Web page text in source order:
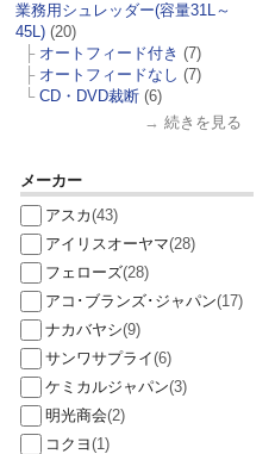
業務用シュレッダー(容量31L～
45L) (20)
├ オートフィード付き (7)
├ オートフィードなし (7)
└ CD・DVD裁断 (6)
→ 続きを見る
メーカー
アスカ(43)
アイリスオーヤマ(28)
フェローズ(28)
アコ･ブランズ･ジャパン(17)
ナカバヤシ(9)
サンワサプライ(6)
ケミカルジャパン(3)
明光商会(2)
コクヨ(1)